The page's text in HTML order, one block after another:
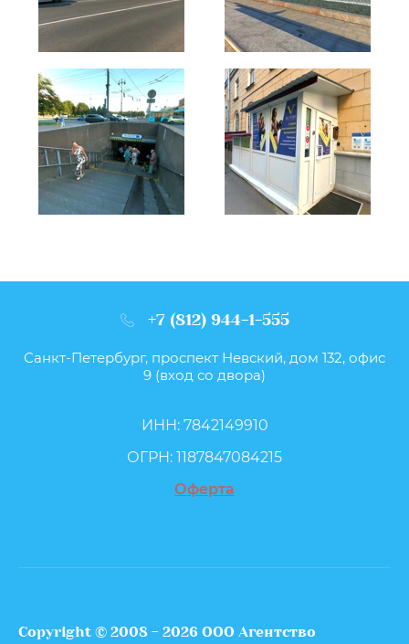
+7 (812) 944-1-555
Санкт-Петербург, проспект Невский, дом 132, офис
9 (вход со двора)
ИНН: 7842149910
ОГРН: 1187847084215
Оферта
Copyright © 2008 - 2026 ООО Агентство